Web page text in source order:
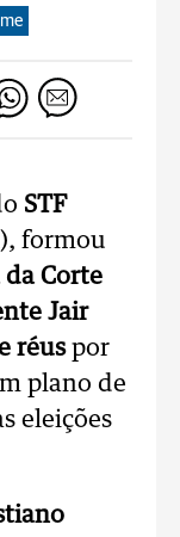
STF
formou
Corte
Jair
réuspor
plano de
eleições